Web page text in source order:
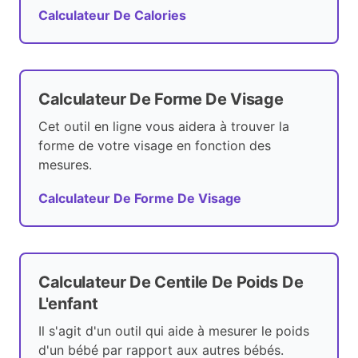
Calculateur De Calories
Calculateur De Forme De Visage
Cet outil en ligne vous aidera à trouver la
forme de votre visage en fonction des
mesures.
Calculateur De Forme De Visage
Calculateur De Centile De Poids De
L'enfant
Il s'agit d'un outil qui aide à mesurer le poids
d'un bébé par rapport aux autres bébés.